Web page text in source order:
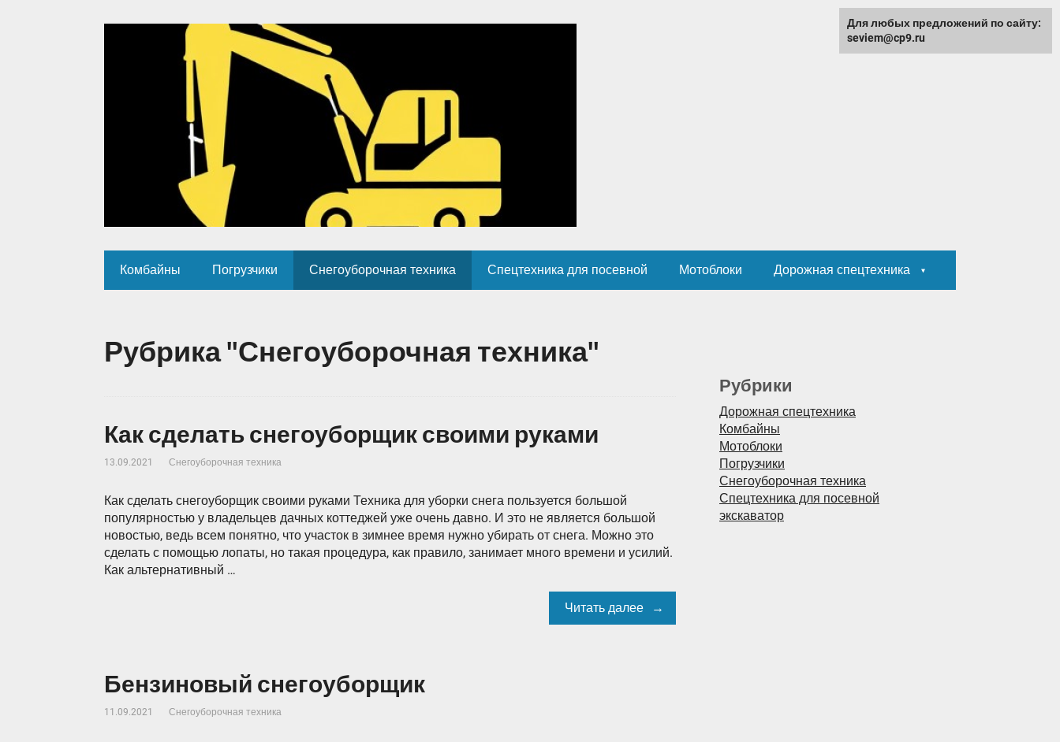
Комбайны Погрузчики Снегоуборочная техника Спецтехника для посевной Мотоблоки Дорожная спецтехника
Рубрика "Снегоуборочная техника"
Как сделать снегоуборщик своими руками
13.09.2021 Снегоуборочная техника
Как сделать снегоуборщик своими руками Техника для уборки снега пользуется большой
популярностью у владельцев дачных коттеджей уже очень давно. И это не является большой
новостью, ведь всем понятно, что участок в зимнее время нужно убирать от снега. Можно это
сделать с помощью лопаты, но такая процедура, как правило, занимает много времени и усилий.
Как альтернативный …
Читать далее
Бензиновый снегоуборщик
11.09.2021 Снегоуборочная техника
Рубрики
Дорожная спецтехника
Комбайны
Мотоблоки
Погрузчики
Снегоуборочная техника
Спецтехника для посевной
экскаватор
Для любых предложений по сайту:
seviem@cp9.ru